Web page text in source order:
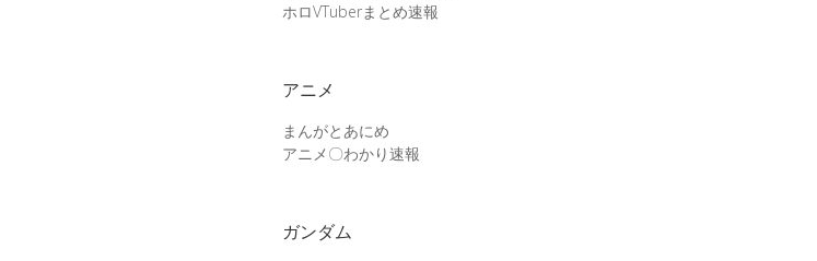
ホロVTuberまとめ速報
アニメ
まんがとあにめ
アニメ〇わかり速報
ガンダム